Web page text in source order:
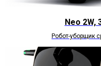
Neo 2W,
Робот-уборщик